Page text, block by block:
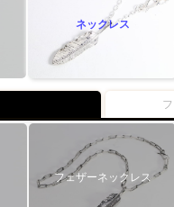
ネックレス
フェザーネックレス